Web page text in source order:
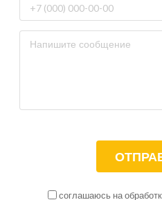
соглашаюсь на